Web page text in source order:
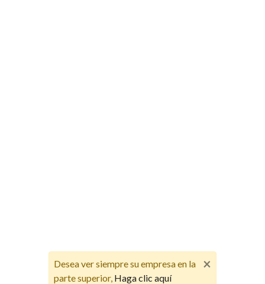
×
Desea ver siempre su empresa en la
parte superior, Haga clic aquí